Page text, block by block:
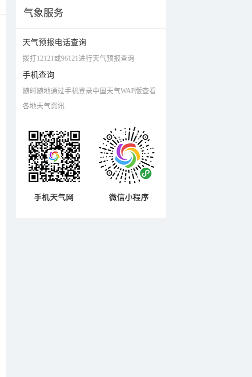
气象服务
天气预报电话查询
拨打12121或96121进行天气预报查询
手机查询
随时随地通过手机登录中国天气WAP版查看
各地天气资讯